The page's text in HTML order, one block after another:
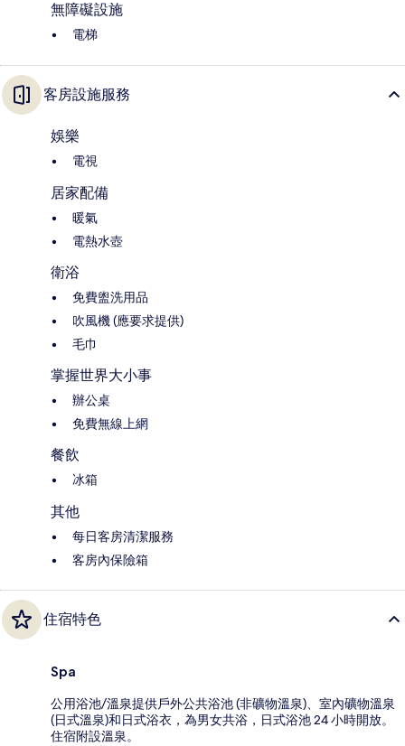
無障礙設施
電梯
客房設施服務
娛樂
電視
居家配備
暖氣
電熱水壺
衛浴
免費盥洗用品
吹風機 (應要求提供)
毛巾
掌握世界大小事
辦公桌
免費無線上網
餐飲
冰箱
其他
每日客房清潔服務
客房內保險箱
住宿特色
Spa
公用浴池/溫泉提供戶外公共浴池 (非礦物溫泉)、室內礦物溫泉
(日式溫泉)和日式浴衣，為男女共浴，日式浴池 24 小時開放。
住宿附設溫泉。